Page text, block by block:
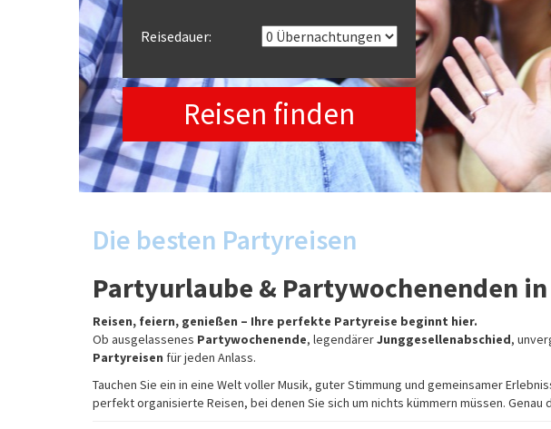
Reisedauer:
Reisen finden
Die besten Partyreisen
Partyurlaube & Partywochenenden
Reisen, feiern, genießen – Ihre perfekte Partyreise beginnt hier.
Ob ausgelassenes Partywochenende, legendärerJunggesellenabschied,
Partyreisen für jeden Anlass.
Tauchen Sie ein in eine Welt voller Musik, guter Stimmung und gemeinsamer
perfekt organisierte Reisen, bei denen Sie sich um nichts kümmern müssen. Genau